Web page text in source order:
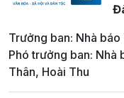
Trưởng ban: Nhà báo
Phó trưởng ban: Nhà
Thân, Hoài Thu